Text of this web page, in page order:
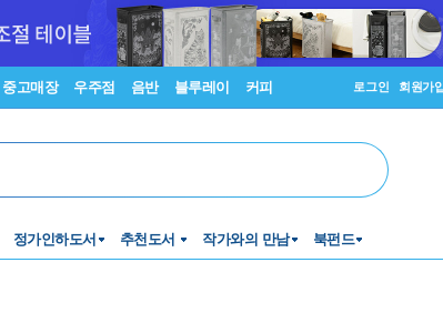
중고매장 우주점 음반 블루레이 커피 로그인 회원가
정가인하도서 추천도서 작가와의 만남 북펀드